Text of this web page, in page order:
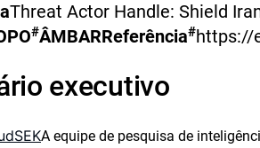
Threat Actor Handle: Shield
#ÂMBARReferência#https://
executivo
A equipe de pesquisa de